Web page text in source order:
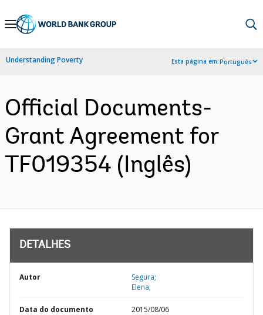
Skip
Navigation
Understanding Poverty Esta página em:Português
Official Documents-
Grant Agreement for
TF019354 (Inglês)
DETALHES
Autor
Segura;
Elena;
Data do documento 2015/08/06